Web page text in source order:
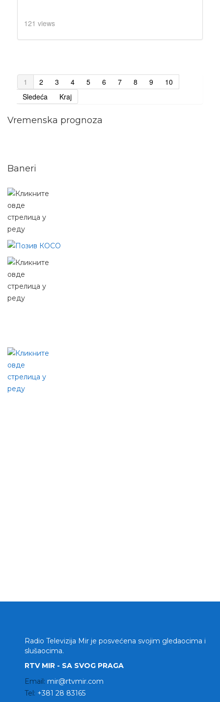
121 views
1 2 3 4 5 6 7 8 9
10
Sledeća
Kraj
Vremenska prognoza
Baneri
Radio Televizija Mir je posvećena svojim gledaocima i
slušaocima.
RTV MIR - SA SVOG PRAGA
Email: mir@rtvmir.com
Tel: +381 28 83165